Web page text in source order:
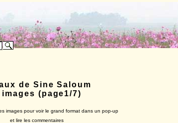
de Sine Saloum
images (page1/7)
images pour voir le grand format dans un pop-up
et lire les commentaires